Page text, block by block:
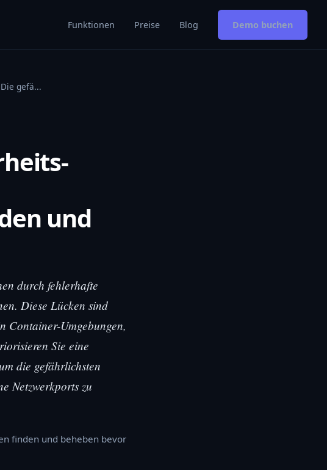
Funktionen Preise Blog Demo buchen
gefä...
und
durch fehlerhafte
Diese Lücken sind
Container-Umgebungen,
Sie eine
die gefährlichsten
Netzwerkports zu
finden und beheben bevor